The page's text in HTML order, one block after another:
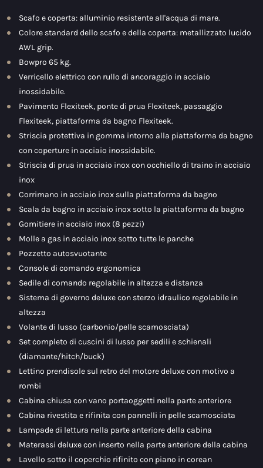
Scafo e coperta: alluminio resistente all'acqua di mare.
Colore standard dello scafo e della coperta: metallizzato lucido
AWL grip.
Bowpro 65 kg.
Verricello elettrico con rullo di ancoraggio in acciaio
inossidabile.
Pavimento Flexiteek, ponte di prua Flexiteek, passaggio
Flexiteek, piattaforma da bagno Flexiteek.
Striscia protettiva in gomma intorno alla piattaforma da bagno
con coperture in acciaio inossidabile.
Striscia di prua in acciaio inox con occhiello di traino in acciaio
inox
Corrimano in acciaio inox sulla piattaforma da bagno
Scala da bagno in acciaio inox sotto la piattaforma da bagno
Gomitiere in acciaio inox (8 pezzi)
Molle a gas in acciaio inox sotto tutte le panche
Pozzetto autosvuotante
Console di comando ergonomica
Sedile di comando regolabile in altezza e distanza
Sistema di governo deluxe con sterzo idraulico regolabile in
altezza
Volante di lusso (carbonio/pelle scamosciata)
Set completo di cuscini di lusso per sedili e schienali
(diamante/hitch/buck)
Lettino prendisole sul retro del motore deluxe con motivo a
rombi
Cabina chiusa con vano portaoggetti nella parte anteriore
Cabina rivestita e rifinita con pannelli in pelle scamosciata
Lampade di lettura nella parte anteriore della cabina
Materassi deluxe con inserto nella parte anteriore della cabina
Lavello sotto il coperchio rifinito con piano in corean